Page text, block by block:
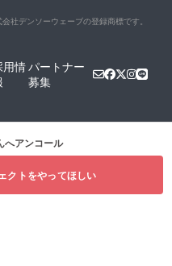
会社デンソーウェーブの登録商標です。
用情パートナー
募集
へアンコール
クトをやってほしい